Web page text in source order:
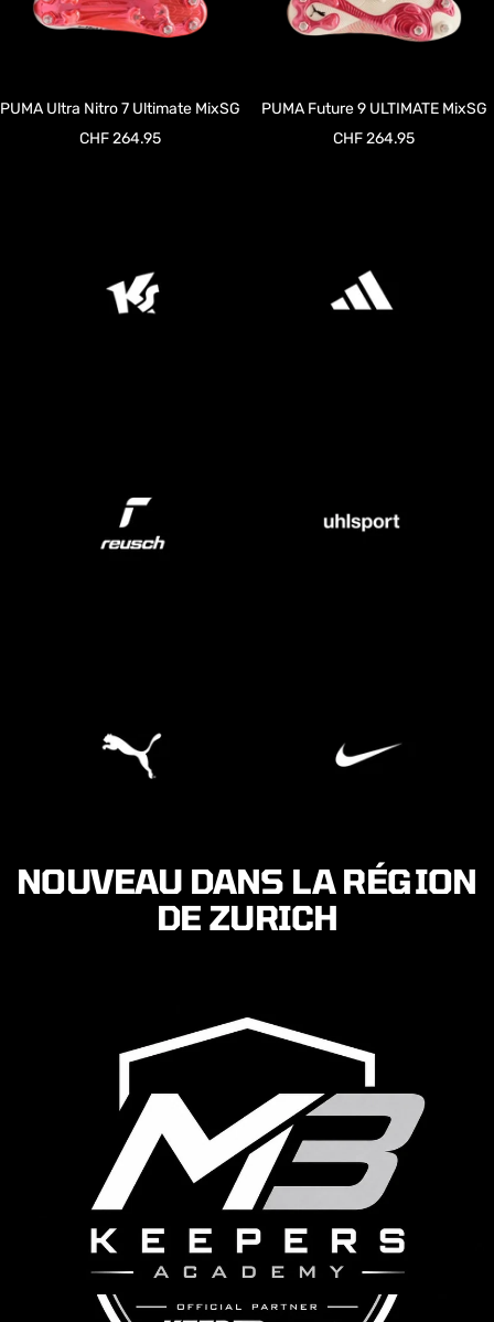
PUMA Ultra Nitro 7 Ultimate MixSG
Prix
CHF 264.95
PUMA Future 9 ULTIMATE MixSG
Prix
CHF 264.95
NOUVEAU DANS LA RÉGION
DE ZURICH